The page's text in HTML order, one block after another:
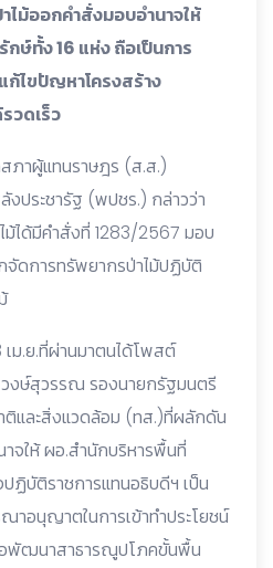
ม้ออกคำสั่งมอบอำนาจให้
ษ์ทั้ง 16 แห่ง ถือเป็นการ
ก้ไขปัญหาโครงสร้าง
วดเร็ว
ภาผู้แทนราษฎร (ส.ส.)
ประชารัฐ (พปชร.) กล่าวว่า
ม้ได้มีคำสั่งที่ 1283/2567 มอบ
จัดการทรัพยากรป่าไม้ปฏิบัติ
ม.ย.ที่ผ่านมาตนได้โพสต์
งษ์สุวรรณ รองนายกรัฐมนตรี
ติและสิ่งแวดล้อม (ทส.)ที่ผลักดัน
จให้ ผอ.สำนักบริหารพื้นที่
ฏิบัติราชการแทนอธิบดีฯ เป็น
าอนุญาตในการเข้าทำประโยชน์
อพัฒนาสาธารณูปโภคขั้นพื้น